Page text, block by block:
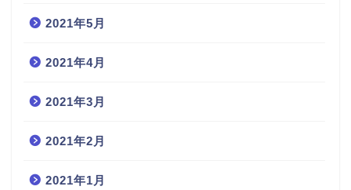
2021年5月
2021年4月
2021年3月
2021年2月
2021年1月